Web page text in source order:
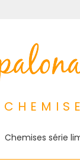
Chemises série